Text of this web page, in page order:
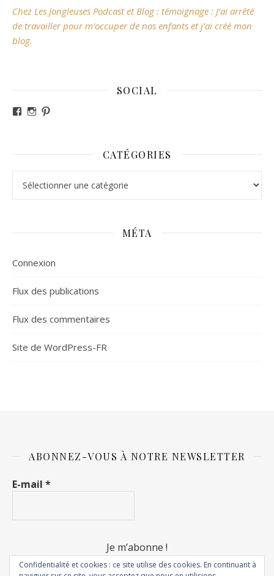
Chez Les Jongleuses Podcast et Blog : témoignage : J’ai arrêté
de travailler pour m’occuper de nos enfants et j’ai créé mon
blog.
SOCIAL
Voir le profil de revesdefripouilles sur Facebook
Voir le profil de claire_revesdefripouilles sur
CATÉGORIES
MÉTA
Connexion
Flux des publications
Flux des commentaires
Site de WordPress-FR
ABONNEZ-VOUS À NOTRE NEWSLETTER
E-mail *
Confidentialité et cookies : ce site utilise des cookies. En continuant à